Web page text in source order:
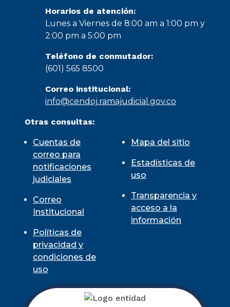
Horarios de atención:
Lunes a Viernes de 8:00 am a 1:00 pm y
2:00 pm a 5:00 pm
Teléfono de conmutador:
(601) 565 8500
Correo institucional:
info@cendoj.ramajudicial.gov.co
Otras consultas:
Cuentas de
correo para
notificaciones
judiciales
Correo
Institucional
Políticas de
privacidad y
condiciones de
uso
Mapa del sitio
Estadísticas de
uso
Transparencia y
acceso a la
información